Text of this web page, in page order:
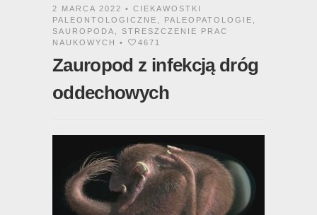
2 MARCA 2022 • CIEKAWOSTKI
PALEONTOLOGICZNE , PALEOPATOLOGIE ,
SAUROPODA , STRESZCZENIE PRAC
NAUKOWYCH
• 4671
Zauropod z infekcją dróg
oddechowych